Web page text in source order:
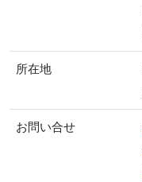
所在地
お問い合せ